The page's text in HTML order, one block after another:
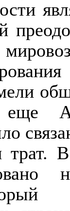
еще
трат.